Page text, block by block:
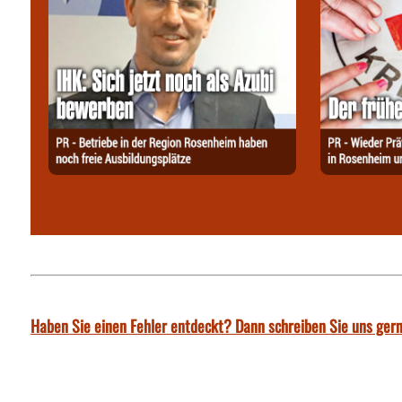
Haben Sie einen Fehler entdeckt? Dann schreiben Sie uns